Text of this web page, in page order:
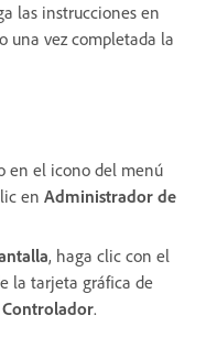
las instrucciones en
una vez completada la
en el icono del menú
en Administrador de
, haga clic con el
la tarjeta gráfica de
Controlador.